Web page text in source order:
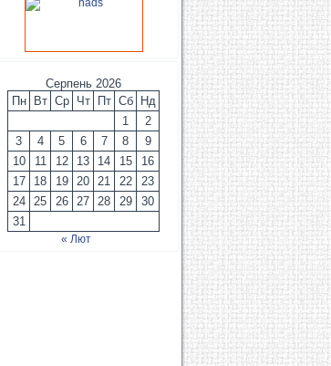
Серпень 2026
Пн
Вт Ср Чт Пт Сб
Нд
1
2
3
4 5 6 7 8
9
10
11 12 13 14 15
16
17
18 19 20 21 22
23
24
25 26 27 28 29
30
31
« Лют